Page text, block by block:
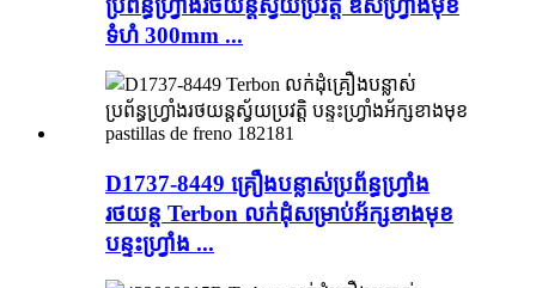
ទំហំ 300mm ...
D1737-8449 គ្រឿងបន្លាស់ប្រព័ន្ធហ្វ្រាំង
រថយន្ត Terbon លក់ដុំសម្រាប់អ័ក្សខាងមុខ
បន្ទះហ្វ្រាំង ...